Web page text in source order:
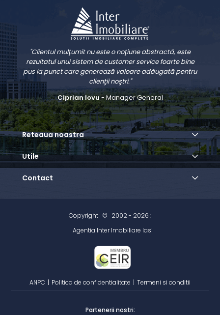
"Clientul mulţumit nu este o noţiune abstractă, este
rezultatul unui sistem de customer service foarte bine
pus la punct care generează valoare adăugată pentru
clienţii noştri."
Ciprian Iovu- Manager General
Reteaua noastra
Utile
Contact
Copyright © 2002 - 2026 :
Agentia Inter Imobiliare Iasi
ANPC | Politica de confidentialitate | Termeni si conditii
Partenerii nostri: